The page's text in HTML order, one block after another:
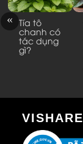
Tía tô
chanh có
tác dụng
gì?
VISHARE